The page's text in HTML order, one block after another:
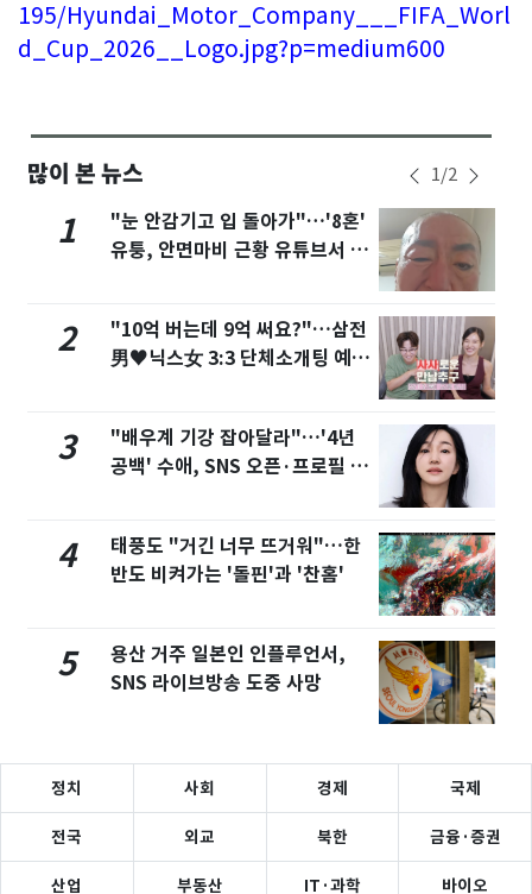
195/Hyundai_Motor_Company___FIFA_Worl
d_Cup_2026__Logo.jpg?p=medium600
많이 본 뉴스 1/2
1
"눈 안감기고 입 돌아가"…'8혼'
유퉁, 안면마비 근황 유튜브서 공
2
"10억 버는데 9억 써요?"…삼전
男♥닉스女 3:3 단체소개팅 예능
3
"배우계 기강 잡아달라"…'4년
공백' 수애, SNS 오픈·프로필 공
4
태풍도 "거긴 너무 뜨거워"…한
반도 비켜가는 '돌핀'과 '찬홈'
5
용산 거주 일본인 인플루언서,
SNS 라이브방송 도중 사망
정치 사회 경제 국제
전국 외교 북한 금융·증권
산업 부동산 IT·과학 바이오